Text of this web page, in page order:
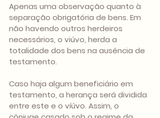
Apenas uma observação quanto à
separação obrigatória de bens. Em
não havendo outros herdeiros
necessários, o viúvo, herda a
totalidade dos bens na ausência de
testamento.
Caso haja algum beneficiário em
testamento, a herança será dividida
entre este e o víúvo. Assim, o